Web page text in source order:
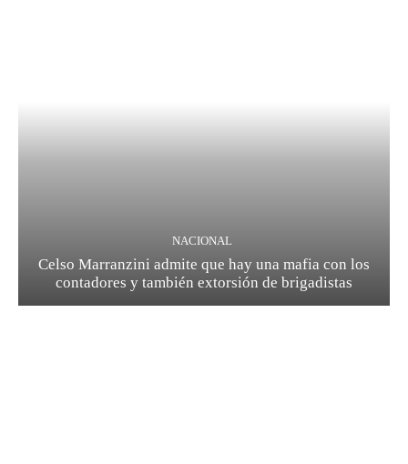
NACIONAL
Celso Marranzini admite que hay una mafia con los
contadores y también extorsión de brigadistas